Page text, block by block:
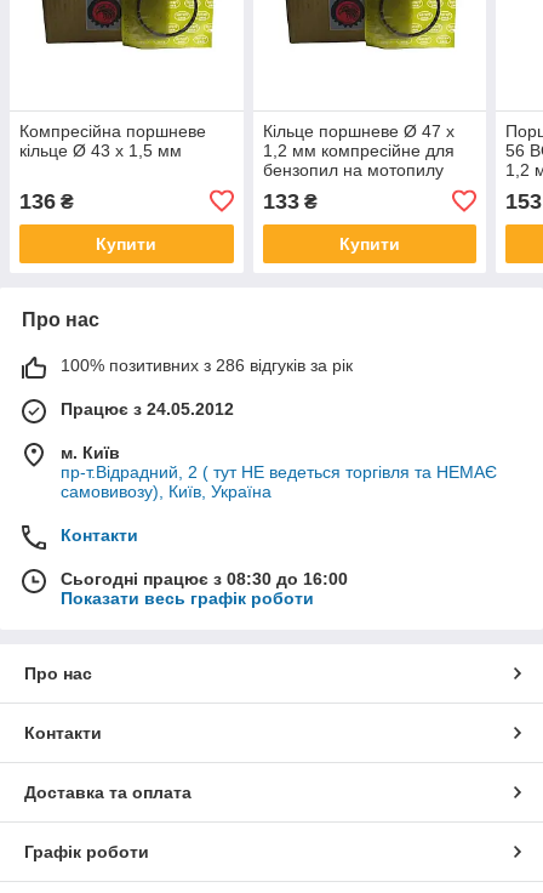
Компресійна поршневе
кільце Ø 43 х 1,5 мм
136 ₴
Купити
Кільце поршневе Ø 47 х
1,2 мм компресійне для
бензопил на мотопилу
STH MS 291 STH MS 361
133₴
Купити
56
1,2
153
Про нас
100% позитивних з 286 відгуків за рік
Працює з 24.05.2012
м. Київ
пр-т.Відрадний, 2 ( тут НЕ ведеться торгівля та НЕМАЄ
самовивозу), Київ, Україна
Контакти
Сьогодні працює з 08:30 до 16:00
Показати весь графік роботи
Про нас
Контакти
Доставка та оплата
Графік роботи